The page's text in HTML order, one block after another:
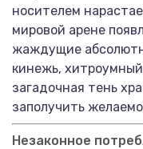
носителем
мировой арене
жаждущие
кинежь,
загадочная тень
заполучить
Незаконное